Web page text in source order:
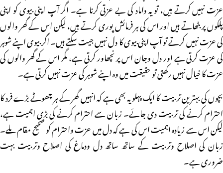
عزت نہیں کرتے ہیں، تو یہ داماد کی بے عزتی کرنا ہے۔ اگر آپ اپنی بیوی کو اپنی
پلکوں پر بٹھاتے ہیں اور اس کی ہر فرمائش پوری کرتے ہیں، لیکن اس کے گھر والوں
کی عزت نہیں کرتے تو آپ اپنی بیوی کا دل نہیں جیت سکتے ہیں۔ اگر بیوی اپنے شوہر
کی عزت کرتی ہے اور دل وجان اس پر نچھاور کرتی ہے، مگر اس کے گھر والوں کی
عزت کا خیال نہیں رکھتی تو حقیقت میں وہ اپنے شوہر کی عزت نہیں کرتی ہے۔
بچوں کی بہترین تربیت کا ایک پہلو یہ بھی ہے کہ انہیں گھر کے ہر چھوٹے بڑے فرد کا
احترام کرنے کی تربیت دی جائے۔ زبان سے احترام کرنے کی بڑی اہمیت ہے،
لیکن اس سے زیادہ اہمیت اس کی ہے کہ دل میں عزت واحترام کو صحیح مقام ملے۔
زبان کی اصلاح وتربیت کے ساتھ ساتھ دل ودماغ کی اصلاح وتربیت بہت
ضروری ہے۔